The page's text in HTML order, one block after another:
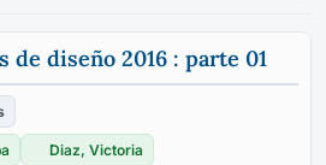
de diseño 2016 : parte 01
Diaz, Victoria